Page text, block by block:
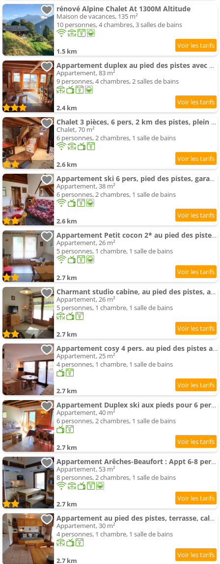
rénové Alpine Chalet At 1300M Altitude
Maison de vacances, 135 m²
10 personnes, 4 chambres, 3 salles de bains
1.5 km
Appartement duplex au pied des pistes avec garage et terrasse - FR-1-342-231
Appartement, 83 m²
9 personnes, 4 chambres, 2 salles de bains
2.4 km
Chalet 3 pièces, 6 pers, 2 km des pistes, plein sud, internet - FR-1-342-158
Chalet, 70 m²
6 personnes, 2 chambres, 1 salle de bains
2.6 km
Appartement ski 6 pers, pied des pistes, garage, duplex lumineux - FR-1-342-245
Appartement, 38 m²
6 personnes, 2 chambres, 1 salle de bains
2.6 km
Appartement Petit cocon 2* au pied des pistes, 4/5 pers., parking, wifi, animaux admis, Arêches-Beaufort - FR-1-
Appartement, 26 m²
5 personnes, 1 chambre, 1 salle de bains
2.7 km
Charmant studio cabine, au pied des pistes, animaux admis - FR-1-342-192
Appartement, 26 m²
5 personnes, 1 chambre, 1 salle de bains
2.7 km
Appartement cosy 4 pers. au pied des pistes avec terrasse - Arêches-Beaufort - FR-1-342-181
Appartement, 25 m²
4 personnes, 1 chambre, 1 salle de bains
2.7 km
Appartement Duplex ski aux pieds pour 6 pers, bien équipé - FR-1-342-193
Appartement, 40 m²
6 personnes, 2 chambres, 1 salle de bains
2.7 km
Appartement Arêches-Beaufort : Appt 6-8 pers, terrasse, tout confort, avec wi-fi et parking - FR-1-342-271
Appartement, 53 m²
8 personnes, 2 chambres, 1 salle de bains
2.7 km
Appartement au pied des pistes, terrasse, calme, 4 pers, Arêches-Beaufort - FR-1-342-287
Appartement, 30 m²
4 personnes, 1 chambre, 1 salle de bains
2.7 km